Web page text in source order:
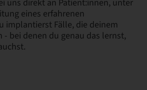
uns direkt an Patient:innen, unter
eines erfahrenen
implantierst Fälle, die deinem
- bei denen du genau das lernst,